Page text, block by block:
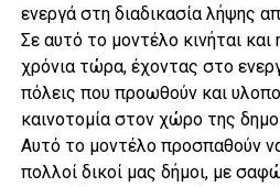
ενεργά στη διαδικασία λήψης
Σε αυτό το μοντέλο κινήται
χρόνια τώρα, έχοντας στο
πόλεις που προωθούν και
καινοτομία στον χώρο της
Αυτό το μοντέλο προσπαθούν
πολλοί δικοί μας δήμοι, με